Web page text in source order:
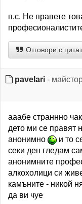
п.с. Не правете
Отговори с цитат
pavelari -
ааабе страннно
дето ми се правят
анонимно
и то
секи ден гледам
анонимните
алкохолици си
камъните - никой
да ви чуе